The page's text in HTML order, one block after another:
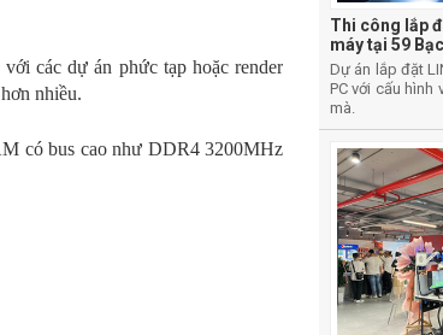
các dự án phức tạp hoặc render
nhiều.
có bus cao như DDR4 3200MHz
Thi công lắp
máy tại 59
Dự án lắp đặt
PC với cấu hình
mà.